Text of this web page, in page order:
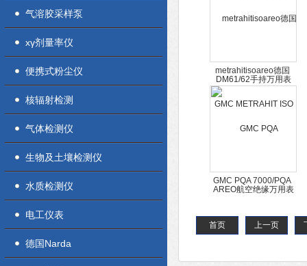
气溶胶采样泵
xγ剂量率仪
便携式粉尘仪
核辐射检测
气体检测仪
生物及土壤检测仪
水质检测仪
电工仪表
德国Narda
metrahitisoareo德国
GMC METRAHIT ISO
AREO航空绝缘万用表
GMC PQA 7000/PQA
首页 上一页